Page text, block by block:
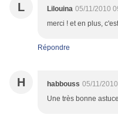
L Lilouina 05/11/2010
merci ! et en plus,
Répondre
H habbouss 05/11/
Une très bonne